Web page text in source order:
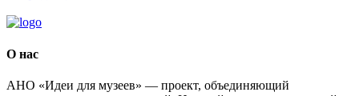
О нас
АНО «Идеи для музеев» — проект, объединяющий